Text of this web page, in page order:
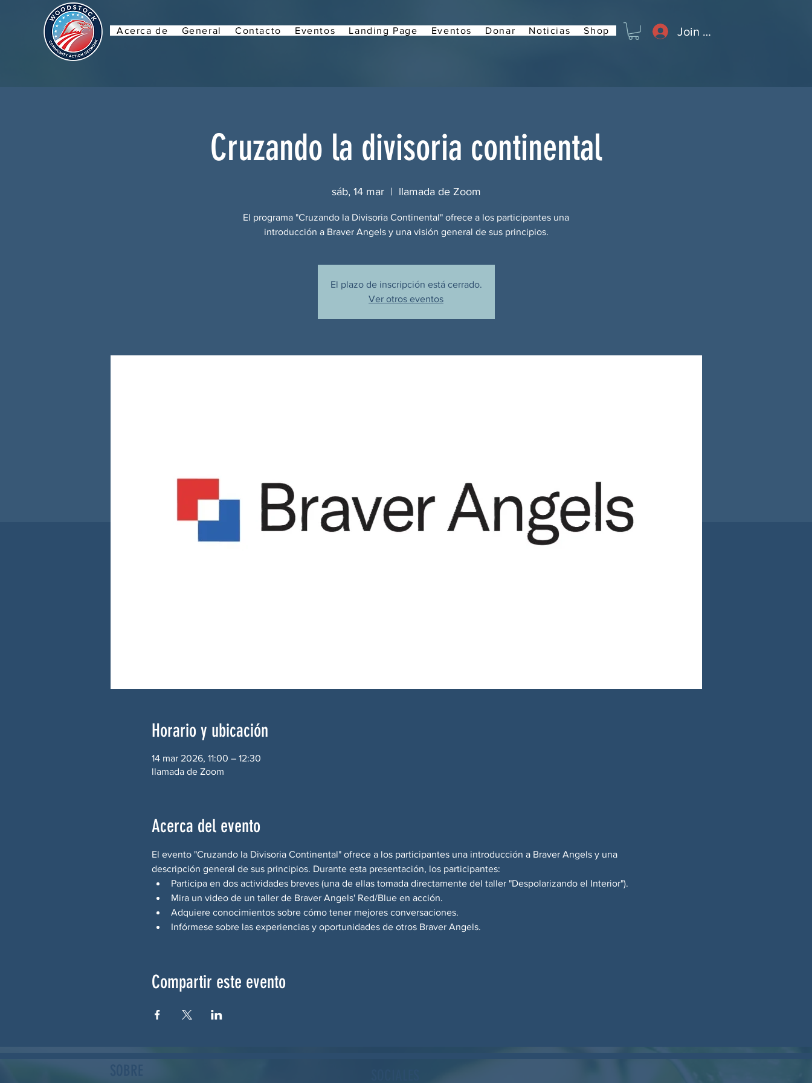
Acerca de General Contacto Eventos Landing Page Eventos Donar Noticias Shop Join or Log In
Cruzando la divisoria continental
sáb, 14 mar
  |
llamada de Zoom
El programa "Cruzando la Divisoria Continental" ofrece a los participantes una
introducción a Braver Angels y una visión general de sus principios.
El plazo de inscripción está cerrado.
Ver otros eventos
Horario y ubicación
14 mar 2026, 11:00 – 12:30
llamada de Zoom
Acerca del evento
El evento "Cruzando la Divisoria Continental" ofrece a los participantes una introducción a Braver Angels y una
descripción general de sus principios. Durante esta presentación, los participantes:
Participa en dos actividades breves (una de ellas tomada directamente del taller "Despolarizando el Interior").
Mira un video de un taller de Braver Angels' Red/Blue en acción.
Adquiere conocimientos sobre cómo tener mejores conversaciones.
Infórmese sobre las experiencias y oportunidades de otros Braver Angels.
Compartir este evento